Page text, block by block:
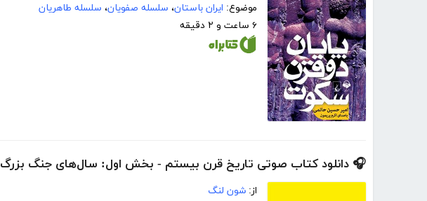
موضوع: ایران باستان، سلسله صفویان، سلسله طاهریان
۶ ساعت و ۲ دقیقه
🎧 دانلود کتاب صوتی تاریخ قرن بیستم - بخش اول: سال‌های جنگ بزرگ
از: شون لنگ